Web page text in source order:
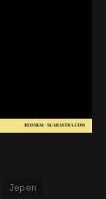
Jepen